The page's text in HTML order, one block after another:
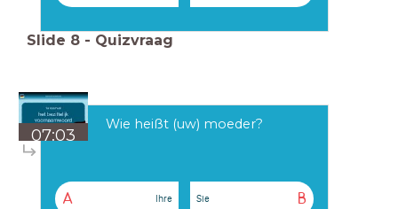
Slide 8 - Quizvraag
07:03
Wie heißt (uw) moeder?
A Ihre B
Sie